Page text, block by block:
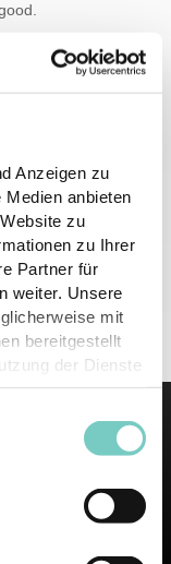
Anzeigen zu
anbieten
zu
zu Ihrer
Partner für
weiter. Unsere
mit
bereitgestellt
der Dienste
when our
pride.
channels.
put our heart and
in this region.